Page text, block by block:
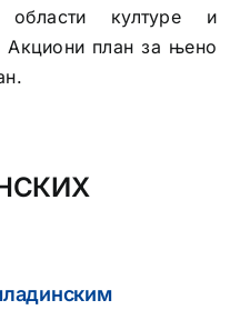
области културе и
Акциони план за њено